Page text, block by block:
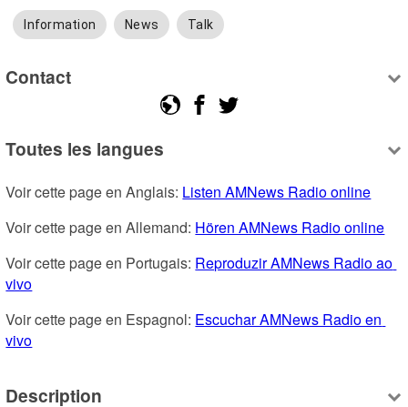
Information News Talk
Contact
Toutes les langues
Voir cette page en Anglais: Listen AMNews Radio online
Voir cette page en Allemand: Hören AMNews Radio online
Voir cette page en Portugais: Reproduzir AMNews Radio ao
vivo
Voir cette page en Espagnol: Escuchar AMNews Radio en
vivo
Description